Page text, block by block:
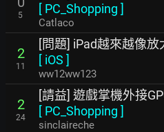
5
[ PC_Shopping ]
Catlaco
2
11
[問題] iPad越來越像放
[ iOS ]
ww12ww123
2
24
[請益] 遊戲掌機外接
[ PC_Shopping ]
sinclaireche